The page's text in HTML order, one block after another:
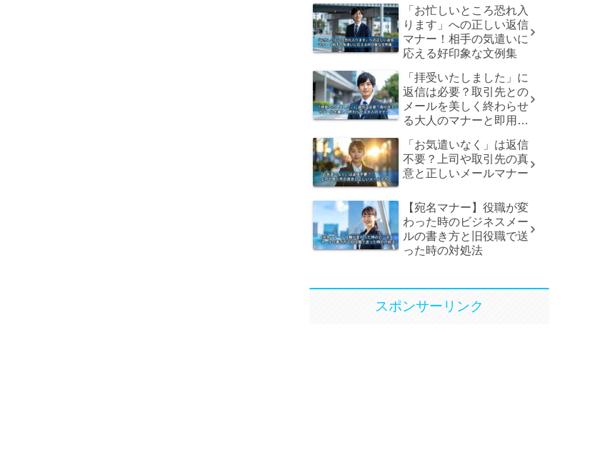
「お忙しいところ恐れ入
ります」への正しい返信
マナー！相手の気遣いに
応える好印象な文例集
「拝受いたしました」に
返信は必要？取引先との
メールを美しく終わらせ
る大人のマナーと即用文
「お気遣いなく」は返信
不要？上司や取引先の真
意と正しいメールマナー
【宛名マナー】役職が変
わった時のビジネスメー
ルの書き方と旧役職で送
った時の対処法
スポンサーリンク